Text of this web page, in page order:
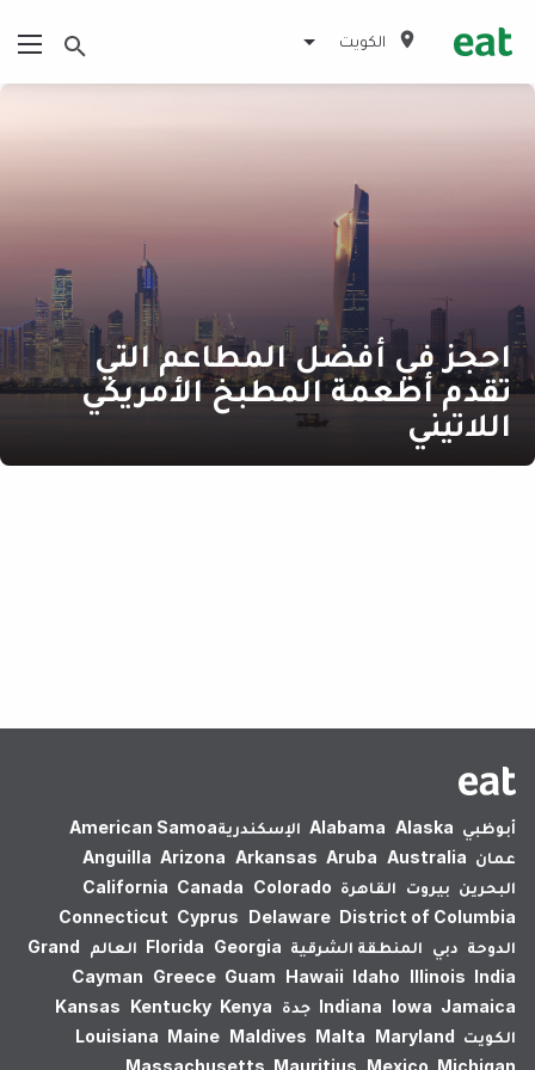
الكويت
احجز في أفضل المطاعم التي
تقدم أطعمة المطبخ الأمريكي
اللاتيني
أبوظبي Alabama Alaska الإسكندرية‎American Samoa
عمان
Anguilla Arizona Arkansas Aruba Australia
البحرين بيروت القاهرة California Canada Colorado
Connecticut Cyprus Delaware District of Columbia
الدوحة دبي المنطقة الشرقية Florida Georgia العالم
Grand
Cayman Greece Guam Hawaii Idaho Illinois India
Indiana Iowa Jamaica جدة Kansas Kentucky Kenya
الكويت
Louisiana Maine Maldives Malta Maryland